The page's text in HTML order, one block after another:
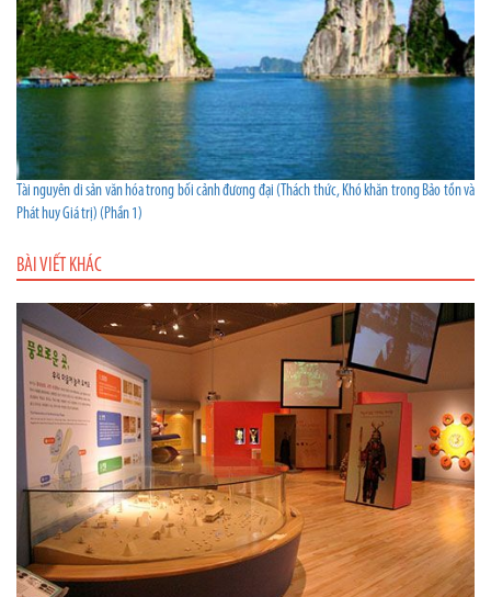
Tài nguyên di sản văn hóa trong bối cảnh đương đại (Thách thức, Khó khăn trong Bảo tồn và
Phát huy Giá trị) (Phần 1)
BÀI VIẾT KHÁC